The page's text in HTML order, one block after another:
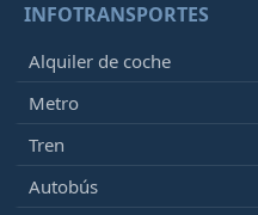
INFOTRANSPORTES
Alquiler de coche
Metro
Tren
Autobús